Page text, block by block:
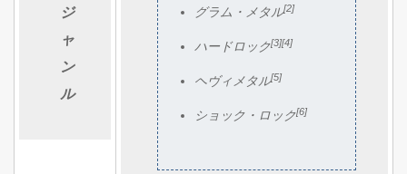
ジ
ャ
ン
ル
グラム・メタル[2]
ハードロック[3][4]
ヘヴィメタル[5]
ショック・ロック[6]